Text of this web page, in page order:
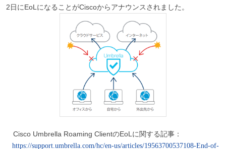
2日にEoLになることがCiscoからアナウンスされました。
Cisco Umbrella Roaming ClientのEoLに関する記事：
https://support.umbrella.com/hc/en-us/articles/19563700537108-End-of-